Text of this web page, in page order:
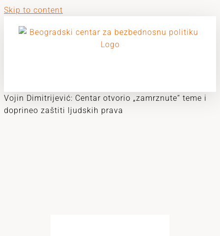
Skip to content
Vojin Dimitrijević: Centar otvorio „zamrznute“ teme i
doprineo zaštiti ljudskih prava